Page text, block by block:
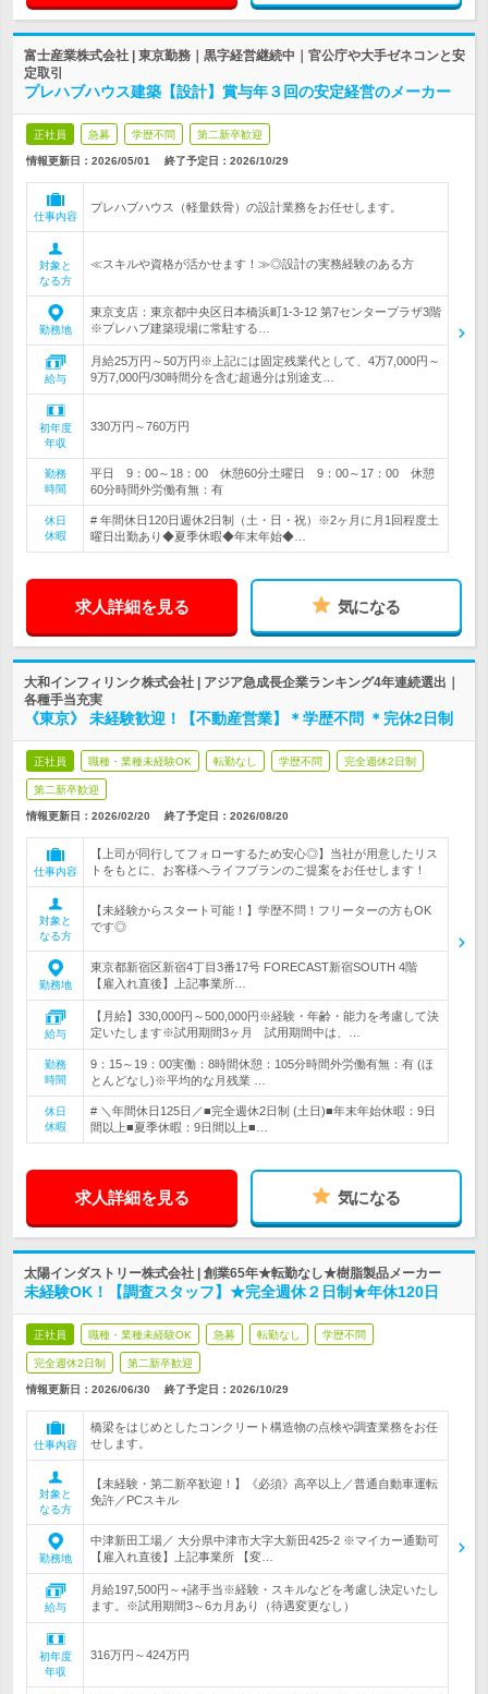
富士産業株式会社 | 東京勤務｜黒字経営継続中｜官公庁や大手ゼネコンと安
定取引
プレハブハウス建築【設計】賞与年３回の安定経営のメーカー
正社員 急募 学歴不問 第二新卒歓迎
情報更新日：2026/05/01 終了予定日： 2026/10/29
仕事内容
プレハブハウス（軽量鉄骨）の設計業務をお任せします。
対象と
なる方
≪スキルや資格が活かせます！≫◎設計の実務経験のある方
勤務地
東京支店：東京都中央区日本橋浜町1-3-12 第7センタープラザ3階
※プレハブ建築現場に常駐する…
給与
月給25万円～50万円※上記には固定残業代として、4万7,000円～
9万7,000円/30時間分を含む超過分は別途支…
初年度
年収
330万円～760万円
勤務
時間
平日 9：00～18：00 休憩60分土曜日 9：00～17：00 休憩
60分時間外労働有無：有
休日
休暇
# 年間休日120日週休2日制（土・日・祝）※2ヶ月に月1回程度土
曜日出勤あり◆夏季休暇◆年末年始◆…
求人詳細を見る 気になる
大和インフィリンク株式会社 | アジア急成長企業ランキング4年連続選出｜
各種手当充実
《東京》 未経験歓迎！【不動産営業】＊学歴不問 ＊完休2日制
正社員 職種・業種未経験OK 転勤なし 学歴不問 完全週休2日制
第二新卒歓迎
情報更新日：2026/02/20 終了予定日： 2026/08/20
仕事内容
【上司が同行してフォローするため安心◎】当社が用意したリス
トをもとに、お客様へライフプランのご提案をお任せします！
対象と
なる方
【未経験からスタート可能！】学歴不問！フリーターの方もOK
です◎
勤務地
東京都新宿区新宿4丁目3番17号 FORECAST新宿SOUTH 4階
【雇入れ直後】上記事業所…
給与
【月給】330,000円～500,000円※経験・年齢・能力を考慮して決
定いたします※試用期間3ヶ月 試用期間中は、…
勤務
時間
9：15～19：00実働：8時間休憩：105分時間外労働有無：有 (ほ
とんどなし)※平均的な月残業 …
休日
休暇
# ＼年間休日125日／■完全週休2日制 (土日)■年末年始休暇：9日
間以上■夏季休暇：9日間以上■…
求人詳細を見る 気になる
太陽インダストリー株式会社 | 創業65年★転勤なし★樹脂製品メーカー
未経験OK！【調査スタッフ】★完全週休２日制★年休120日
正社員 職種・業種未経験OK 急募 転勤なし 学歴不問
完全週休2日制 第二新卒歓迎
情報更新日：2026/06/30 終了予定日： 2026/10/29
仕事内容
橋梁をはじめとしたコンクリート構造物の点検や調査業務をお任
せします。
対象と
なる方
【未経験・第二新卒歓迎！】《必須》高卒以上／普通自動車運転
免許／PCスキル
勤務地
中津新田工場／ 大分県中津市大字大新田425-2 ※マイカー通勤可
【雇入れ直後】上記事業所 【変…
給与
月給197,500円～+諸手当※経験・スキルなどを考慮し決定いたし
ます。※試用期間3～6カ月あり（待遇変更なし）
初年度
年収
316万円～424万円